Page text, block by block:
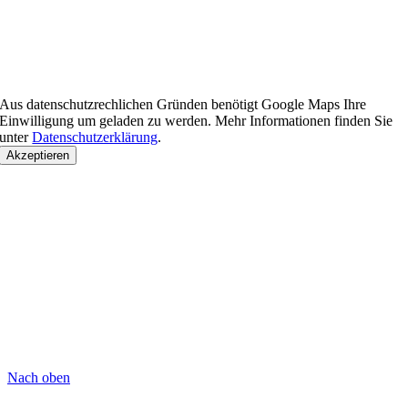
Aus datenschutzrechlichen Gründen benötigt Google Maps Ihre
Einwilligung um geladen zu werden. Mehr Informationen finden Sie
unterDatenschutzerklärung.
Akzeptieren
Nach oben